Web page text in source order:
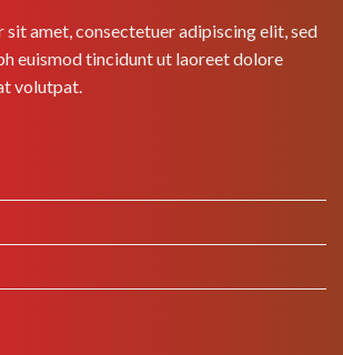
sit amet, consectetuer adipiscing elit, sed
euismod tincidunt ut laoreet dolore
volutpat.